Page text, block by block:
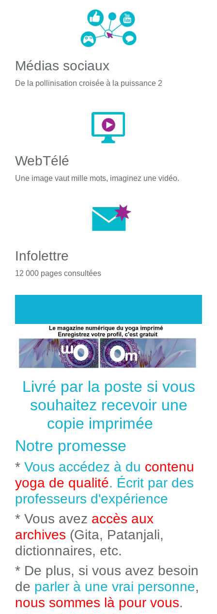
Médias sociaux
De la pollinisation croisée à la puissance 2
WebTélé
Une image vaut mille mots, imaginez une vidéo.
Infolettre
12 000 pages consultées
Livré par la poste si vous
souhaitez recevoir une
copie imprimée
Notre promesse
* Vous accédez à du contenu
yoga de qualité. Écrit par des
professeurs d'expérience
* Vous avez accès aux
archives (Gita, Patanjali,
dictionnaires, etc.
* De plus, si vous avez besoin
de parler à une vrai personne,
nous sommes là pour vous.